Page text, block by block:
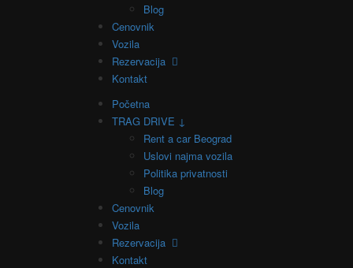
Blog
Cenovnik
Vozila
Rezervacija
Kontakt
Početna
TRAG DRIVE ↓
Rent a car Beograd
Uslovi najma vozila
Politika privatnosti
Blog
Cenovnik
Vozila
Rezervacija
Kontakt